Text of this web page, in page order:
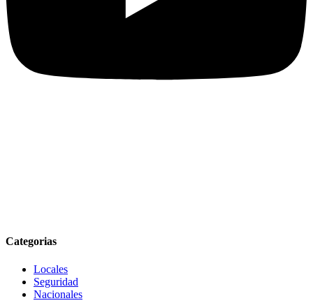
Categorias
Locales
Seguridad
Nacionales